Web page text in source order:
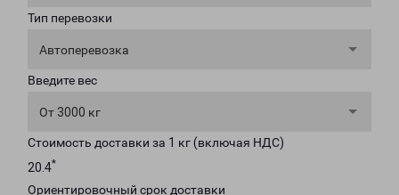
Тип перевозки
Автоперевозка
Введите вес
От 3000 кг
Стоимость доставки за 1 кг (включая НДС)
20.4*
Ориентировочный срок доставки